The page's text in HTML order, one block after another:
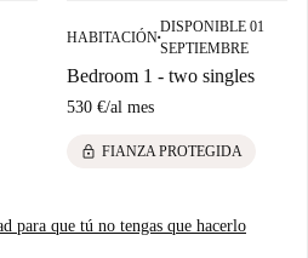
aquí:
encantador.
HABITACIÓN■
DISPONIBLE 01
SEPTIEMBRE
Bedroom 1 - two singles
530 €/al mes
lock FIANZA PROTEGIDA
para que tú no tengas que hacerlo